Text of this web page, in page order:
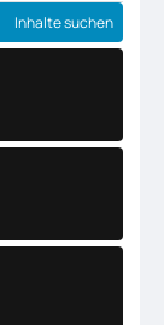
Inhalte suchen